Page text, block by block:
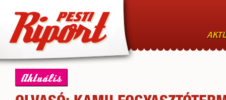
Aktuális